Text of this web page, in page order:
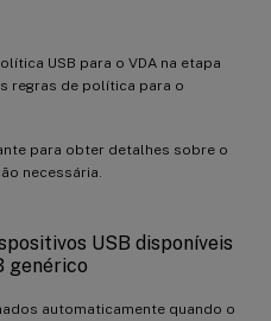
USB para o VDA na etapa
regras de política para o
para obter detalhes sobre o
necessária.
USB disponíveis
genérico
automaticamente quando o